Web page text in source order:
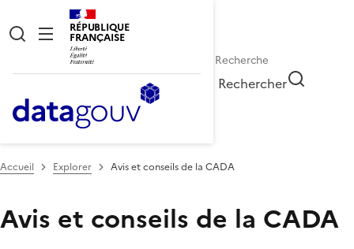
RÉPUBLIQUE
FRANÇAISE
Rechercher
Accueil Explorer Avis et conseils de la CADA
Avis et conseils de la CADA